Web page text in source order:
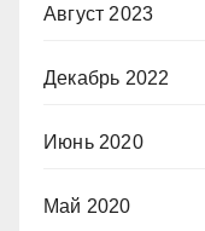
Август 2023
Декабрь 2022
Июнь 2020
Май 2020